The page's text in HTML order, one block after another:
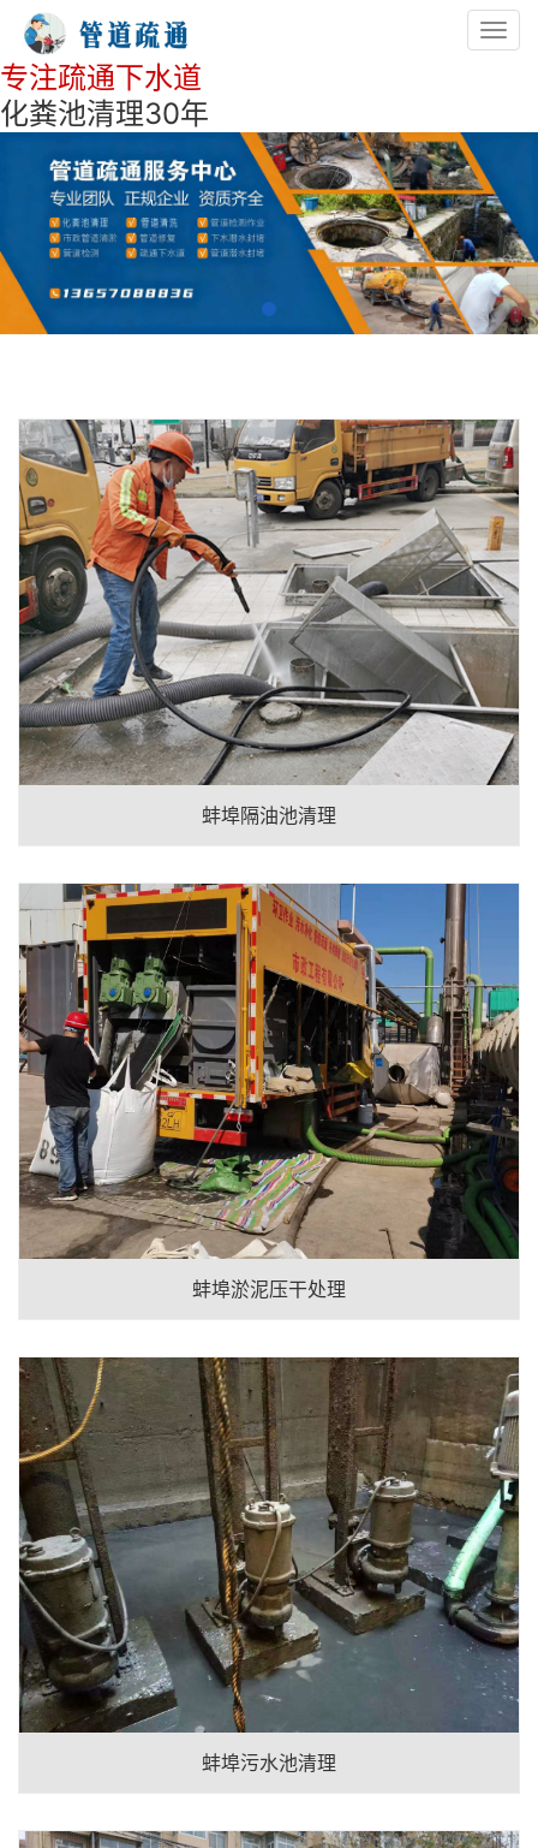
专注疏通下水道
化粪池清理30年
蚌埠隔油池清理
蚌埠淤泥压干处理
蚌埠污水池清理